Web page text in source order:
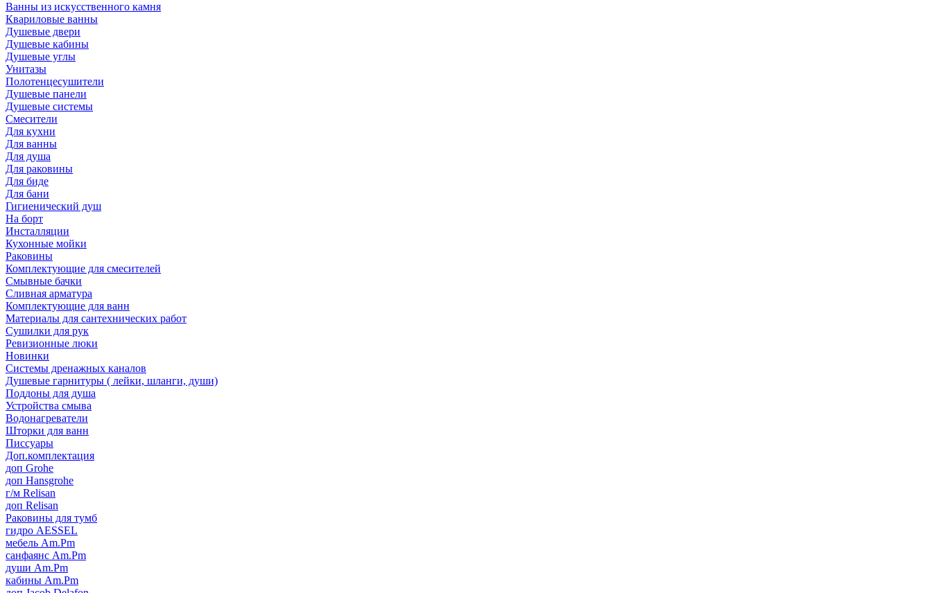
Ванны из искусственного камня
Квариловые ванны
Душевые двери
Душевые кабины
Душевые углы
Унитазы
Полотенцесушители
Душевые панели
Душевые системы
Смесители
Для кухни
Для ванны
Для душа
Для раковины
Для биде
Для бани
Гигиенический душ
На борт
Инсталляции
Кухонные мойки
Раковины
Комплектующие для смесителей
Смывные бачки
Сливная арматура
Комплектующие для ванн
Материалы для сантехнических работ
Сушилки для рук
Ревизионные люки
Новинки
Системы дренажных каналов
Душевые гарнитуры ( лейки, шланги, души)
Поддоны для душа
Устройства смыва
Водонагреватели
Шторки для ванн
Писсуары
Доп.комплектация
доп Grohe
доп Hansgrohe
г/м Relisan
доп Relisan
Раковины для тумб
гидро AESSEL
мебель Am.Pm
санфаянс Am.Pm
души Am.Pm
кабины Am.Pm